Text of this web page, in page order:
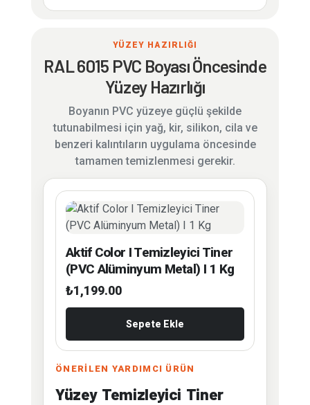
YÜZEY HAZIRLIĞI
RAL 6015 PVC Boyası Öncesinde
Yüzey Hazırlığı
Boyanın PVC yüzeye güçlü şekilde
tutunabilmesi için yağ, kir, silikon, cila ve
benzeri kalıntıların uygulama öncesinde
tamamen temizlenmesi gerekir.
Aktif Color I Temizleyici Tiner
(PVC Alüminyum Metal) I 1 Kg
₺1,199.00
Sepete Ekle
ÖNERİLEN YARDIMCI ÜRÜN
Yüzey Temizleyici Tiner